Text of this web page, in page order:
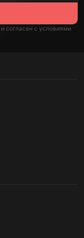
и согласен с условиями